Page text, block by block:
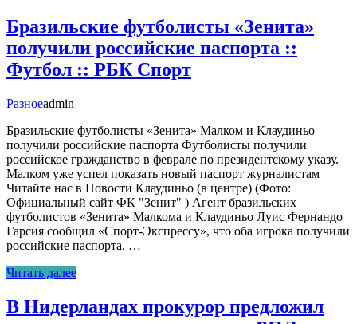
Бразильские футболисты «Зенита»
получили российские паспорта ::
Футбол :: РБК Спорт
Разноеadmin
Бразильские футболисты «Зенита» Малком и Клаудиньо
получили российские паспорта Футболисты получили
российское гражданство в феврале по президентскому указу.
Малком уже успел показать новый паспорт журналистам
Читайте нас в Новости Клаудиньо (в центре) (Фото:
Официальный сайт ФК "Зенит" ) Агент бразильских
футболистов «Зенита» Малкома и Клаудиньо Луис Фернандо
Гарсия сообщил «Спорт-Экспрессу», что оба игрока получили
российские паспорта. …
Читать далее
В Нидерландах прокурор предложил